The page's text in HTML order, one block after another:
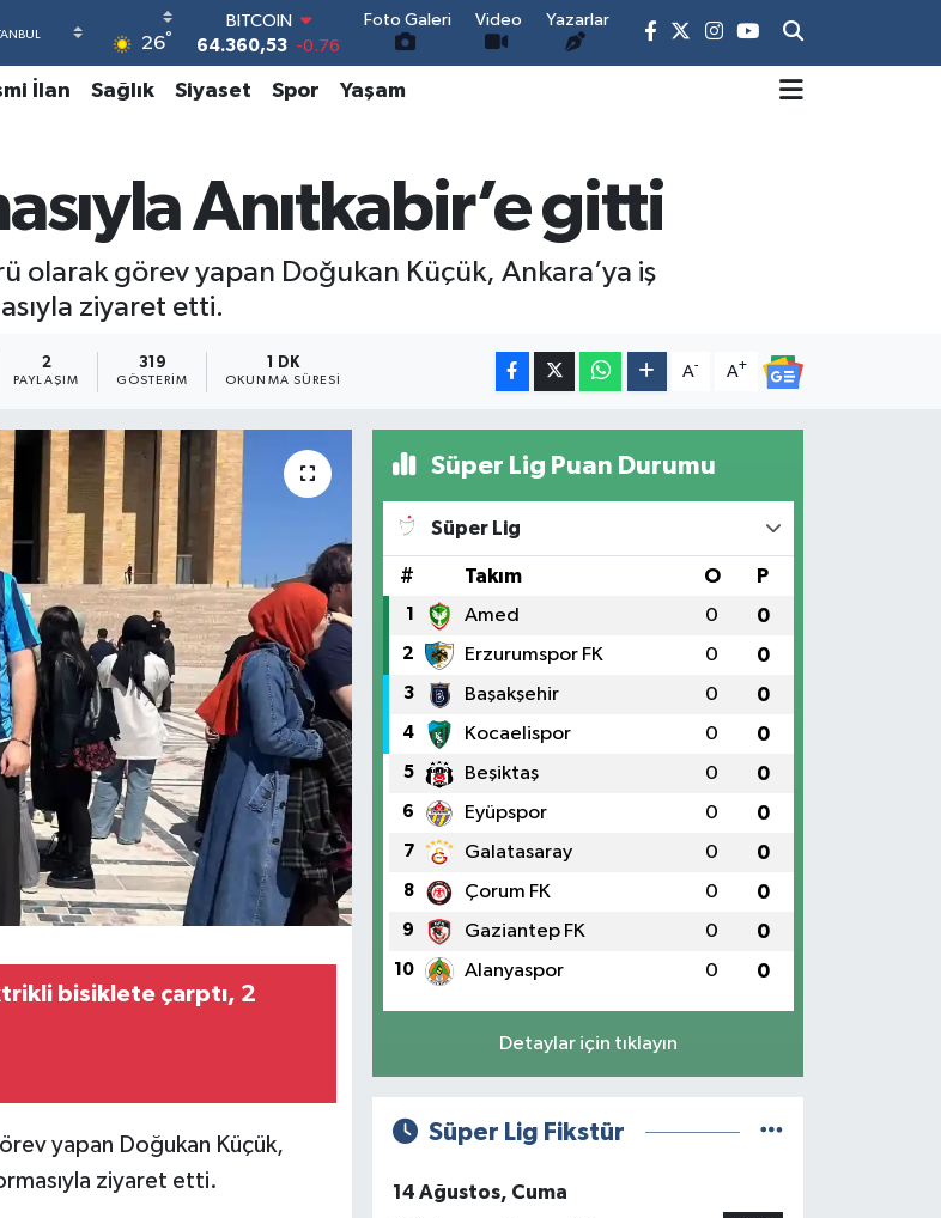
26°
BITCOIN
64.360,53 -0.76
DOLAR
47,7069 0.17
64,1897
0.02
GRAM ALTIN
BİST100
Foto Galeri Video Yazarlar
İlan Sağlık Siyaset Spor Yaşam
Anıtkabir’e gitti
olarak görev yapan Doğukan Küçük, Ankara’ya iş
ziyaret etti.
2
PAYLAŞIM
319
GÖSTERIM
1 DK
OKUNMA SÜRESI
A- A+
bisiklete çarptı, 2
yapan Doğukan Küçük,
ziyaret etti.
Süper Lig Puan Durumu
Süper Lig
# Takım O P
1 Amed 0 0
2 Erzurumspor FK 0 0
3 Başakşehir 0 0
4 Kocaelispor 0 0
5 Beşiktaş 0 0
6 Eyüpspor 0 0
7 Galatasaray 0 0
8 Çorum FK 0 0
9 Gaziantep FK 0 0
10 Alanyaspor 0 0
Detaylar için tıklayın
Süper Lig Fikstür
14 Ağustos, Cuma